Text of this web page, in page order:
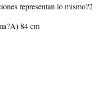
representan lo
84 cm